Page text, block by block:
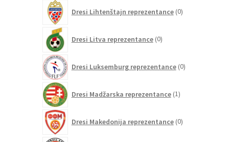
Dresi Lihtenštajn reprezentance 0izdelkov
Dresi Litva reprezentance 0izdelkov
Dresi Luksemburg reprezentance 0izdelkov
Dresi Madžarska reprezentance 1izdelek
Dresi Makedonija reprezentance 0izdelkov